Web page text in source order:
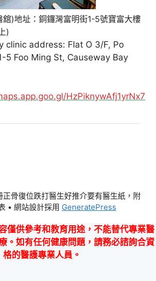
舘)地址：銅鑼灣富明街1-5號寶富大樓
)
clinic address: Flat O 3/F, Po
5 Foo Ming St, Causeway Bay
HzPiknywAfj1yrNx7
骨復位跌打醫生好推介要有醫生紙，附
• 網站設計採用 GeneratePress
僅供參考和教育用途，不能替代專業醫
。如有任何健康問題，請務必諮詢合資
格的醫護專業人員。